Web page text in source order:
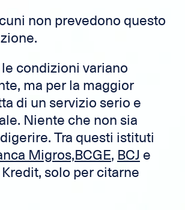
non prevedono questo
condizioni variano
ma per la maggior
di un servizio serio e
Niente che non sia
Tra questi istituti
Migros,BCGE, BCJ e
solo per citarne